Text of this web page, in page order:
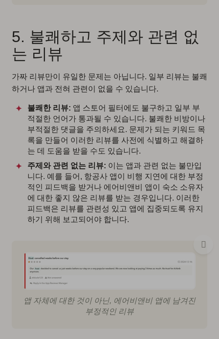
5. 불쾌하고 주제와 관련 없
는 리뷰
가짜 리뷰만이 유일한 문제는 아닙니다. 일부 리뷰는 불쾌
하거나 앱과 전혀 관련이 없을 수 있습니다.
불쾌한 리뷰: 앱 스토어 필터에도 불구하고 일부 부
적절한 언어가 통과될 수 있습니다. 불쾌한 비방이나
부적절한 댓글을 주의하세요. 문제가 되는 키워드 목
록을 만들어 이러한 리뷰를 사전에 식별하고 해결하
는 데 도움을 받을 수도 있습니다.
주제와 관련 없는 리뷰: 이는 앱과 관련 없는 불만입
니다. 예를 들어, 항공사 앱이 비행 지연에 대한 부정
적인 피드백을 받거나 에어비앤비 앱이 숙소 소유자
에 대한 좋지 않은 리뷰를 받는 경우입니다. 이러한
피드백은 리뷰를 관련성 있고 앱에 집중되도록 유지
하기 위해 보고되어야 합니다.
앱 자체에 대한 것이 아닌, 에어비앤비 앱에 남겨진
부정적인 리뷰